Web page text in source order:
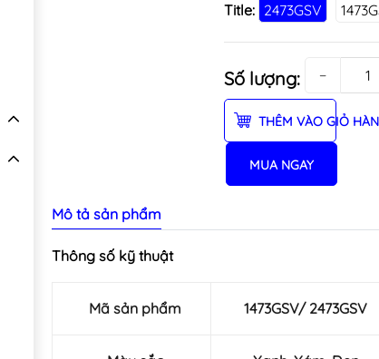
Title: 2473GSV
Số lượng: −
THÊM VÀO GIỎ
MUA NGAY
Mô tả sản phẩm
Thông số kỹ thuật
Mã sản phẩm 1473GSV/ 2473GSV